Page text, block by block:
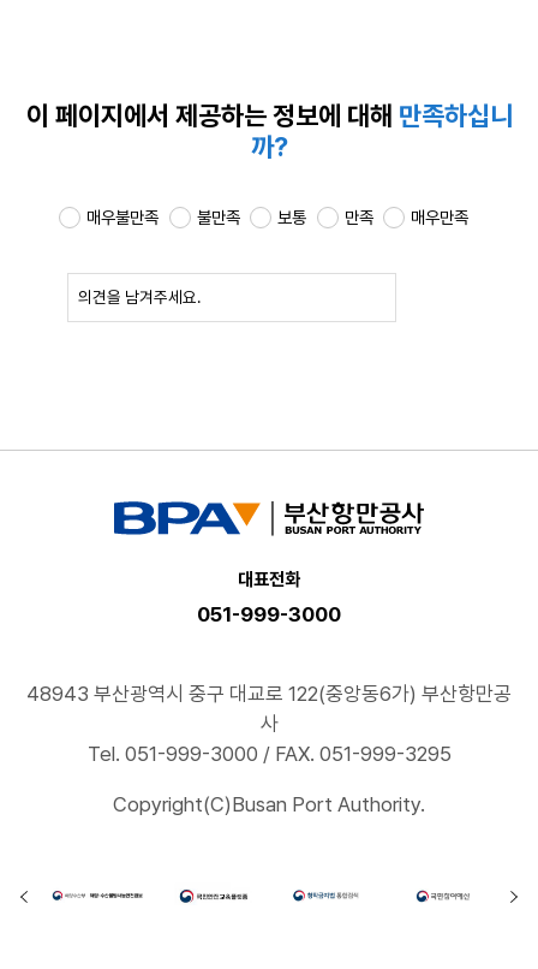
이 페이지에서 제공하는정보에 대해 만족하십니
까?
매우불만족 불만족 보통 만족 매우만족
대표전화
051-999-3000
48943 부산광역시 중구 대교로 122(중앙동6가) 부산항만공
사
Tel. 051-999-3000 / FAX. 051-999-3295
Copyright(C)Busan Port Authority.